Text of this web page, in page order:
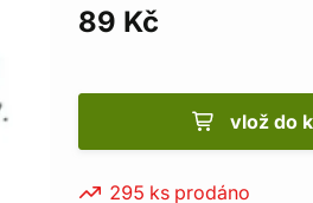
89 Kč
vlož do
295 ks prodáno